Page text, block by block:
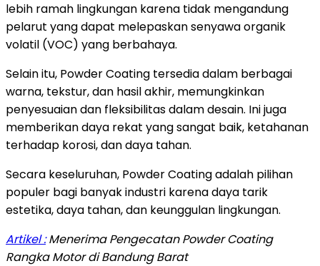
lebih ramah lingkungan karena tidak mengandung
pelarut yang dapat melepaskan senyawa organik
volatil (VOC) yang berbahaya.
Selain itu, Powder Coating tersedia dalam berbagai
warna, tekstur, dan hasil akhir, memungkinkan
penyesuaian dan fleksibilitas dalam desain. Ini juga
memberikan daya rekat yang sangat baik, ketahanan
terhadap korosi, dan daya tahan.
Secara keseluruhan, Powder Coating adalah pilihan
populer bagi banyak industri karena daya tarik
estetika, daya tahan, dan keunggulan lingkungan.
Artikel :Menerima Pengecatan Powder Coating
Rangka Motor di Bandung Barat